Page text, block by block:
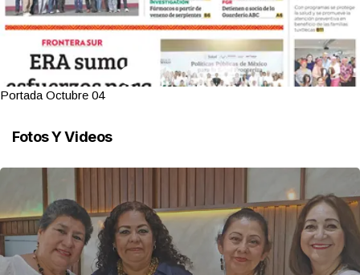
Portada Octubre 04
Fotos Y Videos